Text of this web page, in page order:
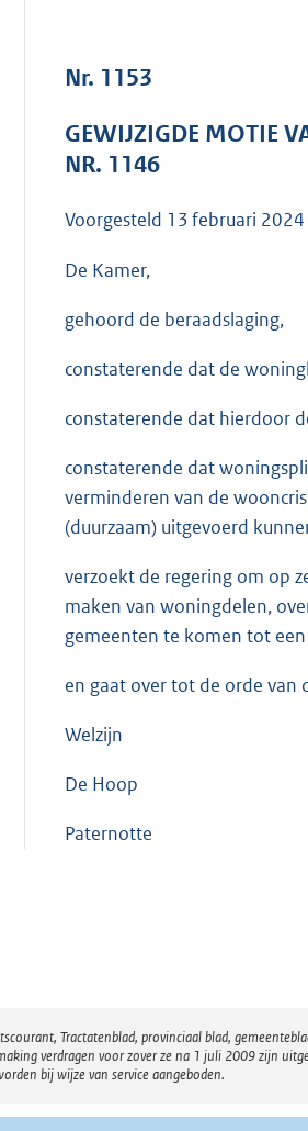
Nr. 1153
GEWIJZIGDE MOTIE
NR. 1146
Voorgesteld 13 februari 2024
De Kamer,
gehoord de beraadslaging,
constaterende dat de
constaterende dat hierdoor
constaterende dat
verminderen van de
(duurzaam) uitgevoerd
verzoekt de regering om op
maken van woningdelen,
gemeenten te komen tot
en gaat over tot de orde van
Welzijn
De Hoop
Paternotte
Tractatenblad, provinciaal blad,
verdragen voor zover ze na 1 juli 2009 zijn
bij wijze van service aangeboden.